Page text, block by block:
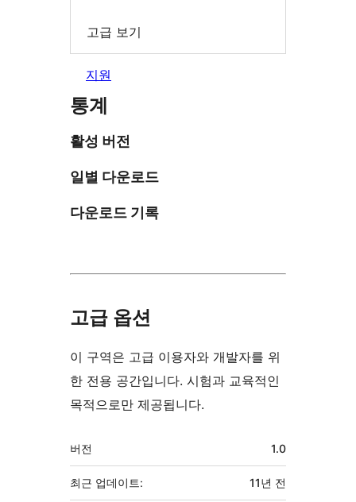
고급 보기
지원
통계
활성 버전
일별 다운로드
다운로드 기록
고급 옵션
이 구역은 고급 이용자와 개발자를 위
한 전용 공간입니다. 시험과 교육적인
목적으로만 제공됩니다.
기
초
버전 1.0
최근 업데이트: 11년 전